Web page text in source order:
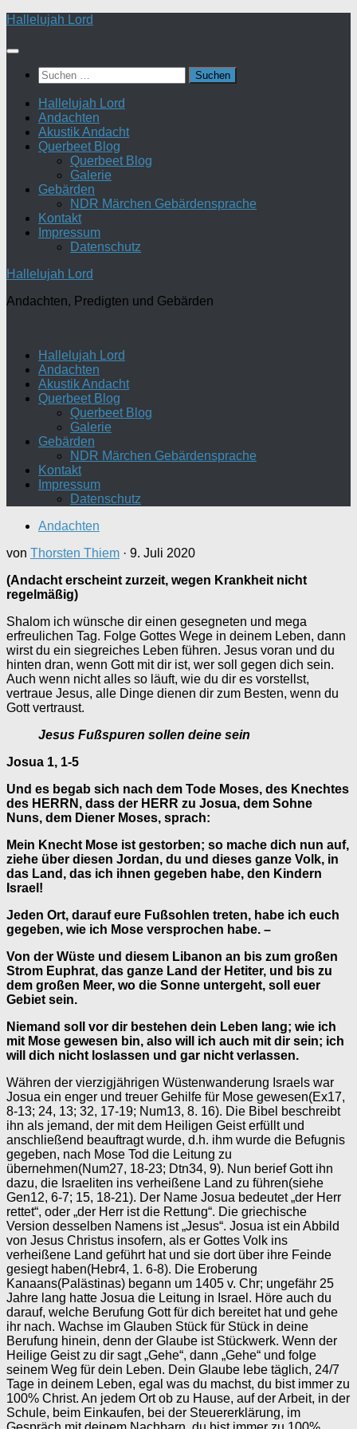
Zum
springen
Hallelujah Lord
Suchen
nach:
Hallelujah Lord
Andachten
Akustik Andacht
Querbeet Blog
Querbeet Blog
Galerie
Gebärden
NDR Märchen Gebärdensprache
Kontakt
Impressum
Datenschutz
Hallelujah Lord
Andachten, Predigten und Gebärden
Hallelujah Lord
Andachten
Akustik Andacht
Querbeet Blog
Querbeet Blog
Galerie
Gebärden
NDR Märchen Gebärdensprache
Kontakt
Impressum
Datenschutz
Andachten
von Thorsten Thiem · 9. Juli 2020
(Andacht erscheint zurzeit, wegen Krankheit nicht
regelmäßig)
Shalom ich wünsche dir einen gesegneten und mega
erfreulichen Tag. Folge Gottes Wege in deinem Leben, dann
wirst du ein siegreiches Leben führen. Jesus voran und du
hinten dran, wenn Gott mit dir ist, wer soll gegen dich sein.
Auch wenn nicht alles so läuft, wie du dir es vorstellst,
vertraue Jesus, alle Dinge dienen dir zum Besten, wenn du
Gott vertraust.
Jesus Fußspuren sollen deine sein
Josua 1, 1-5
Und es begab sich nach dem Tode Moses, des Knechtes
des HERRN, dass der HERR zu Josua, dem Sohne
Nuns, dem Diener Moses, sprach:
Mein Knecht Mose ist gestorben; so mache dich nun auf,
ziehe über diesen Jordan, du und dieses ganze Volk, in
das Land, das ich ihnen gegeben habe, den Kindern
Israel!
Jeden Ort, darauf eure Fußsohlen treten, habe ich euch
gegeben, wie ich Mose versprochen habe. –
Von der Wüste und diesem Libanon an bis zum großen
Strom Euphrat, das ganze Land der Hetiter, und bis zu
dem großen Meer, wo die Sonne untergeht, soll euer
Gebiet sein.
Niemand soll vor dir bestehen dein Leben lang; wie ich
mit Mose gewesen bin, also will ich auch mit dir sein; ich
will dich nicht loslassen und gar nicht verlassen.
Währen der vierzigjährigen Wüstenwanderung Israels war
Josua ein enger und treuer Gehilfe für Mose gewesen(Ex17,
8-13; 24, 13; 32, 17-19; Num13, 8. 16). Die Bibel beschreibt
ihn als jemand, der mit dem Heiligen Geist erfüllt und
anschließend beauftragt wurde, d.h. ihm wurde die Befugnis
gegeben, nach Mose Tod die Leitung zu
übernehmen(Num27, 18-23; Dtn34, 9). Nun berief Gott ihn
dazu, die Israeliten ins verheißene Land zu führen(siehe
Gen12, 6-7; 15, 18-21). Der Name Josua bedeutet „der Herr
rettet“, oder „der Herr ist die Rettung“. Die griechische
Version desselben Namens ist „Jesus“. Josua ist ein Abbild
von Jesus Christus insofern, als er Gottes Volk ins
verheißene Land geführt hat und sie dort über ihre Feinde
gesiegt haben(Hebr4, 1. 6-8). Die Eroberung
Kanaans(Palästinas) begann um 1405 v. Chr; ungefähr 25
Jahre lang hatte Josua die Leitung in Israel. Höre auch du
darauf, welche Berufung Gott für dich bereitet hat und gehe
ihr nach. Wachse im Glauben Stück für Stück in deine
Berufung hinein, denn der Glaube ist Stückwerk. Wenn der
Heilige Geist zu dir sagt „Gehe“, dann „Gehe“ und folge
seinem Weg für dein Leben. Dein Glaube lebe täglich, 24/7
Tage in deinem Leben, egal was du machst, du bist immer zu
100% Christ. An jedem Ort ob zu Hause, auf der Arbeit, in der
Schule, beim Einkaufen, bei der Steuererklärung, im